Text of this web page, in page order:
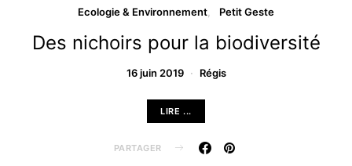
Ecologie & Environnement Petit Geste
Des nichoirs pour la biodiversité
16 juin 2019 Régis
LIRE ...
PARTAGER